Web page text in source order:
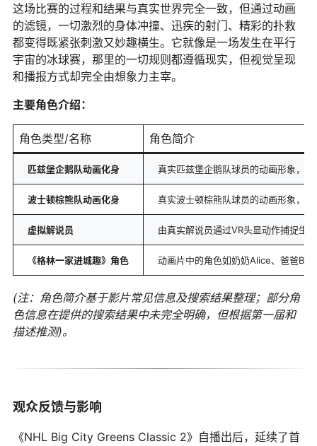
这场比赛的过程和结果与真实世界完全一致，但通过动画
的滤镜，一切激烈的身体冲撞、迅疾的射门、精彩的扑救
都变得既紧张刺激又妙趣横生。它就像是一场发生在平行
宇宙的冰球赛，那里的一切规则都遵循现实，但视觉呈现
和播报方式却完全由想象力主宰。
​主要角色介绍：​
角色类型/名称 角色简介
​匹兹堡企鹅队动画化身​ 真实匹兹堡企鹅队球员的动画形象，
​波士顿棕熊队动画化身​ 真实波士顿棕熊队球员的动画形象，
​虚拟解说员​ 由真实解说员通过VR头显动作捕捉生
​《格林一家进城趣》角色​ 动画片中的角色如奶奶Alice、爸爸Bill
(注：角色简介基于影片常见信息及搜索结果整理；部分角
色信息在提供的搜索结果中未完全明确，但根据第一届和
描述推测)。
观众反馈与影响
《NHL Big City Greens Classic 2》自播出后，延续了首